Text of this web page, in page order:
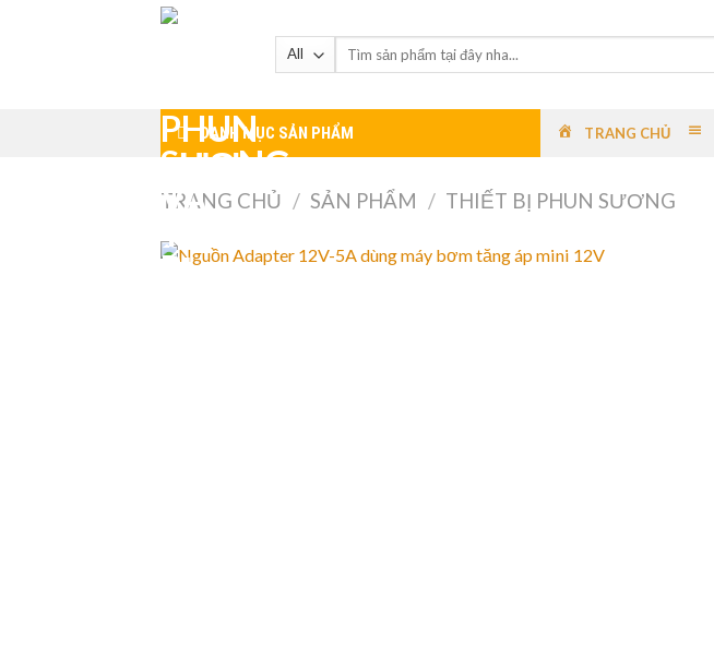
DANH MỤC SẢN PHẨM TRANG CHỦ
TRANG CHỦ / SẢN PHẨM / THIẾT BỊ PHUN SƯƠNG